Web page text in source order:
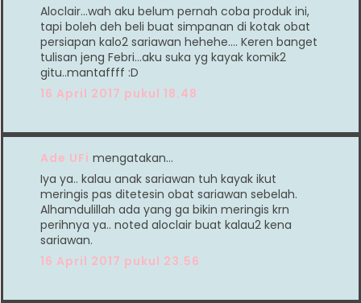
Aloclair...wah aku belum pernah coba produk ini,
tapi boleh deh beli buat simpanan di kotak obat
persiapan kalo2 sariawan hehehe.... Keren banget
tulisan jeng Febri...aku suka yg kayak komik2
gitu..mantaffff :D
16 April 2017 pukul 18.48
Ade UFi mengatakan…
Iya ya.. kalau anak sariawan tuh kayak ikut
meringis pas ditetesin obat sariawan sebelah.
Alhamdulillah ada yang ga bikin meringis krn
perihnya ya.. noted aloclair buat kalau2 kena
sariawan.
16 April 2017 pukul 23.56